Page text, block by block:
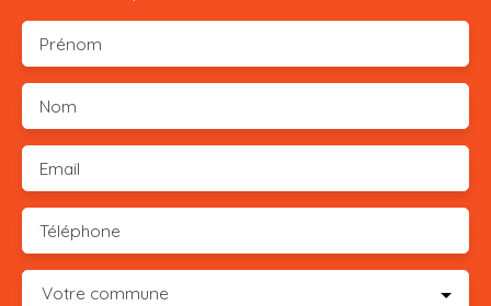
Prénom
Nom
Email
Téléphone
Votre commune